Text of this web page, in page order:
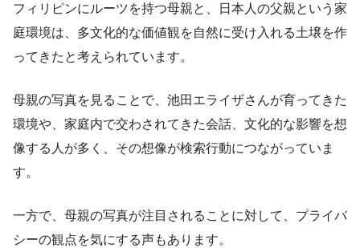
フィリピンにルーツを持つ母親と、日本人の父親という家
庭環境は、多文化的な価値観を自然に受け入れる土壌を作
ってきたと考えられています。
母親の写真を見ることで、池田エライザさんが育ってきた
環境や、家庭内で交わされてきた会話、文化的な影響を想
像する人が多く、その想像が検索行動につながっていま
す。
一方で、母親の写真が注目されることに対して、プライバ
シーの観点を気にする声もあります。